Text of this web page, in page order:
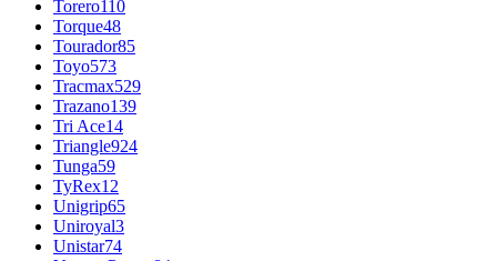
Torero110
Torque48
Tourador85
Toyo573
Tracmax529
Trazano139
Tri Ace14
Triangle924
Tunga59
TyRex12
Unigrip65
Uniroyal3
Unistar74